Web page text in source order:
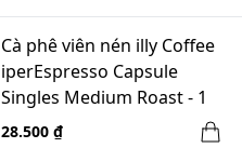
Cà phê viên nén illy Coffee
iperEspresso Capsule
Singles Medium Roast - 1
viên
28.500 ₫